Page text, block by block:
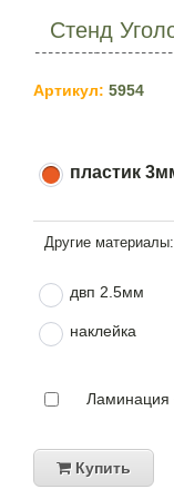
Стенд
Артикул: 5954
пластик
двп 2.5мм
наклейка
Ламинация
Купить